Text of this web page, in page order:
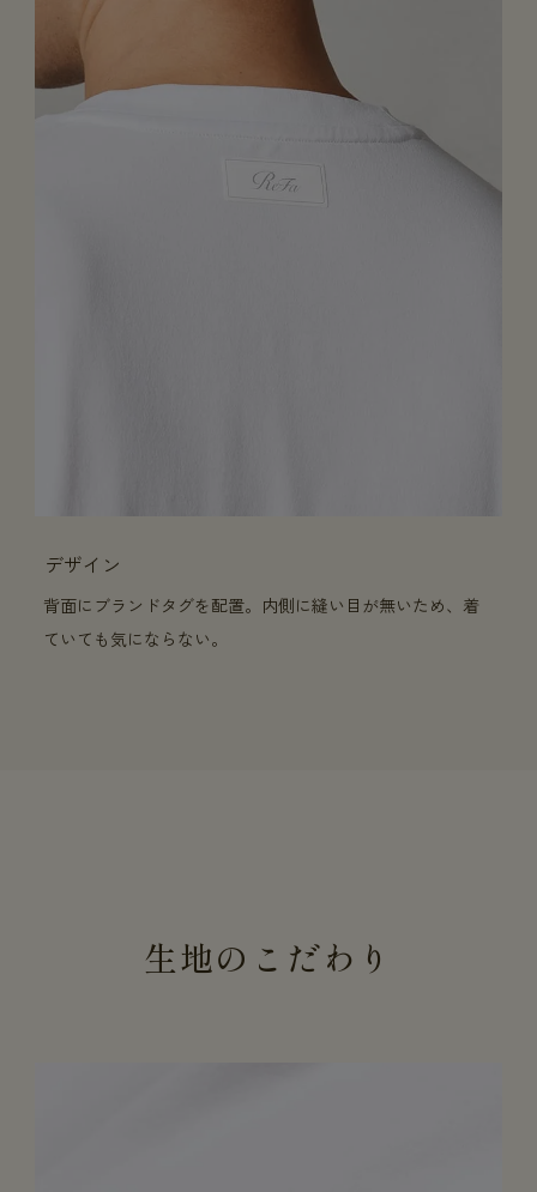
デザイン
背面にブランドタグを配置。内側に縫い目が無いため、着
ていても気にならない。
生地のこだわり